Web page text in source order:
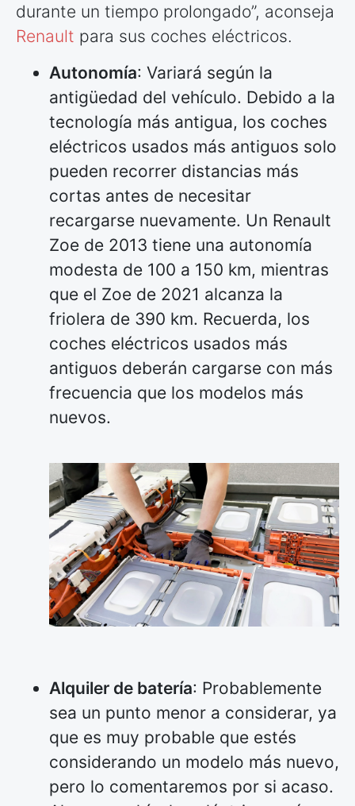
durante un tiempo prolongado”, aconseja
Renault para sus coches eléctricos.
Autonomía: Variará según la
antigüedad del vehículo. Debido a la
tecnología más antigua, los coches
eléctricos usados más antiguos solo
pueden recorrer distancias más
cortas antes de necesitar
recargarse nuevamente. Un Renault
Zoe de 2013 tiene una autonomía
modesta de 100 a 150 km, mientras
que el Zoe de 2021 alcanza la
friolera de 390 km. Recuerda, los
coches eléctricos usados más
antiguos deberán cargarse con más
frecuencia que los modelos más
nuevos.
Alquiler de batería: Probablemente
sea un punto menor a considerar, ya
que es muy probable que estés
considerando un modelo más nuevo,
pero lo comentaremos por si acaso.